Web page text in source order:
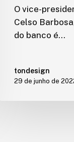
O vice-
Celso
do banco é…
tondesign
29 de junho de